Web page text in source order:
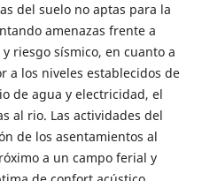
del suelo no aptas para la
amenazas frente a
riesgo sísmico, en cuanto a
a los niveles establecidos de
de agua y electricidad, el
al rio. Las actividades del
de los asentamientos al
a un campo ferial y